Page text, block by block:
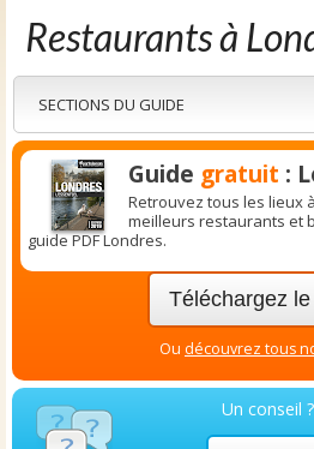
Restaurants à
SECTIONS DU GUIDE
Guide gratuit :
Retrouvez tous les lieux
meilleurs restaurants et
guide PDF Londres.
Téléchargez
Ou découvrez tous
Un conseil